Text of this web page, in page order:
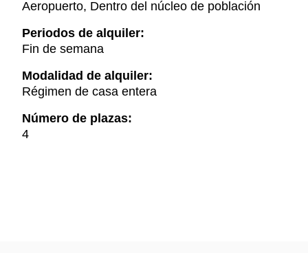
Aeropuerto, Dentro del núcleo de población
Periodos de alquiler:
Fin de semana
Modalidad de alquiler:
Régimen de casa entera
Número de plazas:
4